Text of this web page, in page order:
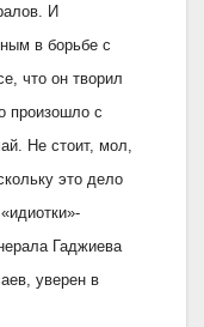
И
в борьбе с
что он творил
произошло с
Не стоит, мол,
это дело
Гаджиева
уверен в